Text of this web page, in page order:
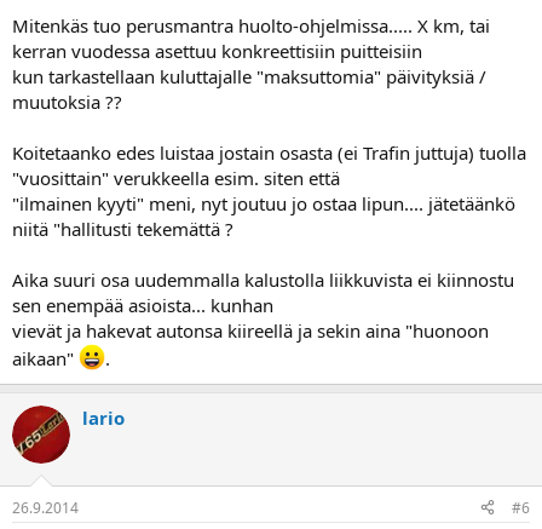
jopa kaksi vuotta.
.
Mitenkäs tuo perusmantra huolto-ohjelmissa..... X km, tai
kerran vuodessa asettuu konkreettisiin puitteisiin
kun tarkastellaan kuluttajalle "maksuttomia" päivityksiä /
muutoksia ??
Koitetaanko edes luistaa jostain osasta (ei Trafin juttuja) tuolla
"vuosittain" verukkeella esim. siten että
"ilmainen kyyti" meni, nyt joutuu jo ostaa lipun.... jätetäänkö
niitä "hallitusti tekemättä ?
Aika suuri osa uudemmalla kalustolla liikkuvista ei kiinnostu
sen enempää asioista... kunhan
vievät ja hakevat autonsa kiireellä ja sekin aina "huonoon
aikaan"
.
lario
26.9.2014 #6